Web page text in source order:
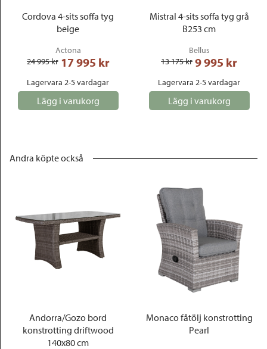
Cordova 4-sits soffa tyg
beige
Actona
24 995 kr 17 995 kr
Lagervara 2-5 vardagar
Lägg i varukorg
Mistral 4-sits soffa tyg grå
B253 cm
Bellus
13 175 kr 9 995 kr
Lagervara 2-5 vardagar
Lägg i varukorg
Andra köpte också
Andorra/Gozo bord
konstrotting driftwood
140x80 cm
Monaco fåtölj konstrotting
Pearl